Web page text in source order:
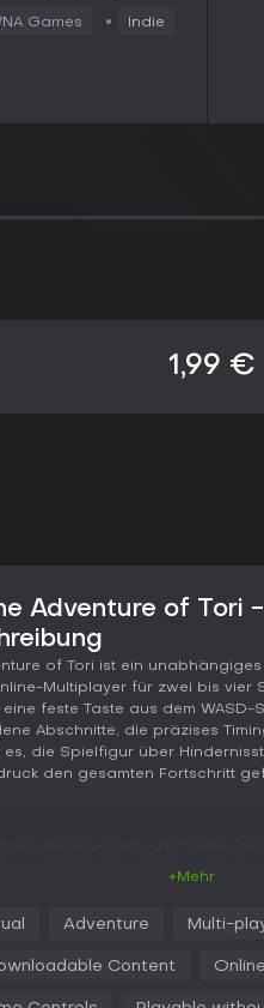
Games Indie
1,99 €
Adventure of Tori
of Tori ist ein
Multiplayer für zwei bis vier
feste Taste aus dem WASD-
Abschnitte, die präzises
es, die Spielfigur über
den gesamten Fortschritt
für die Position der
+Mehr
Adventure Multi-
Content